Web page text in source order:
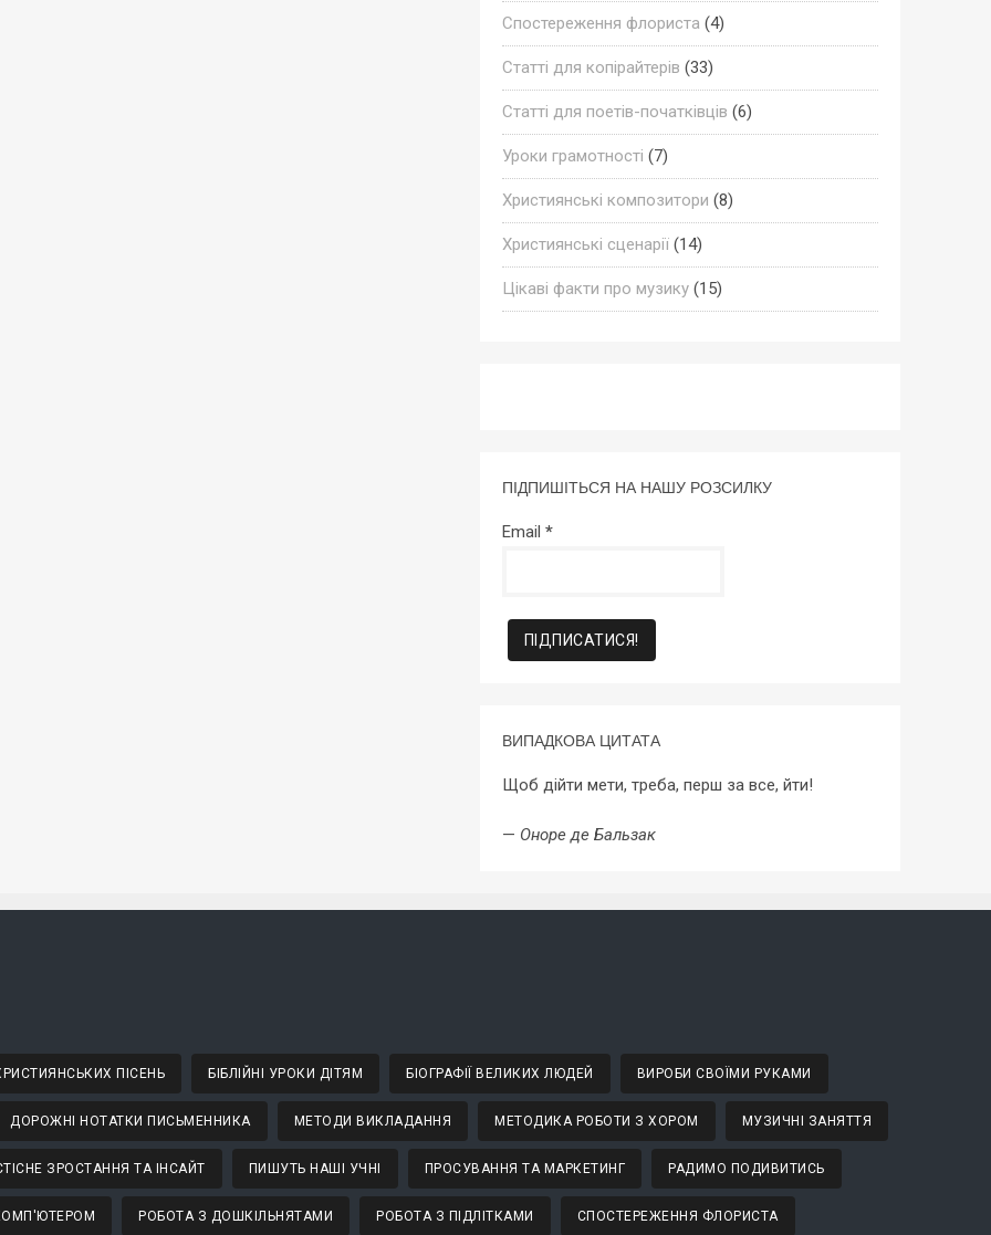
Спостереження флориста (4)
Статті для копірайтерів (33)
Статті для поетів-початківців (6)
Уроки грамотності (7)
Християнські композитори (8)
Християнські сценарії(14)
Цікаві факти про музику(15)
ПІДПИШІТЬСЯ НА НАШУ РОЗСИЛКУ
Email *
ВИПАДКОВА ЦИТАТА
Щоб дійти мети, треба, перш за все, йти!
— Оноре де Бальзак
ХРИСТИЯНСЬКИХ ПІСЕНЬ БІБЛІЙНІ УРОКИ ДІТЯМ БІОГРАФІЇ ВЕЛИКИХ ЛЮДЕЙ ВИРОБИ СВОЇМИ РУКАМИ
ДОРОЖНІ НОТАТКИ ПИСЬМЕННИКА МЕТОДИ ВИКЛАДАННЯ МЕТОДИКА РОБОТИ З ХОРОМ МУЗИЧНІ ЗАНЯТТЯ
ЗРОСТАННЯ ТА ІНСАЙТ ПИШУТЬ НАШІ УЧНІ ПРОСУВАННЯ ТА МАРКЕТИНГ РАДИМО ПОДИВИТИСЬ
РОБОТА З ДОШКІЛЬНЯТАМИ РОБОТА З ПІДЛІТКАМИ СПОСТЕРЕЖЕННЯ ФЛОРИСТА